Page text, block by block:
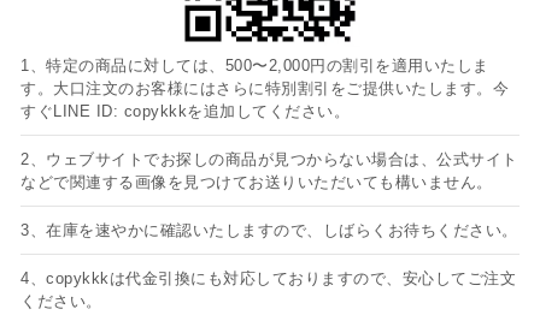
1、特定の商品に対しては、500〜2,000円の割引を適用いたしま
す。大口注文のお客様にはさらに特別割引をご提供いたします。今
すぐLINE ID: copykkkを追加してください。
2、ウェブサイトでお探しの商品が見つからない場合は、公式サイト
などで関連する画像を見つけてお送りいただいても構いません。
3、在庫を速やかに確認いたしますので、しばらくお待ちください。
4、copykkkは代金引換にも対応しておりますので、安心してご注文
ください。